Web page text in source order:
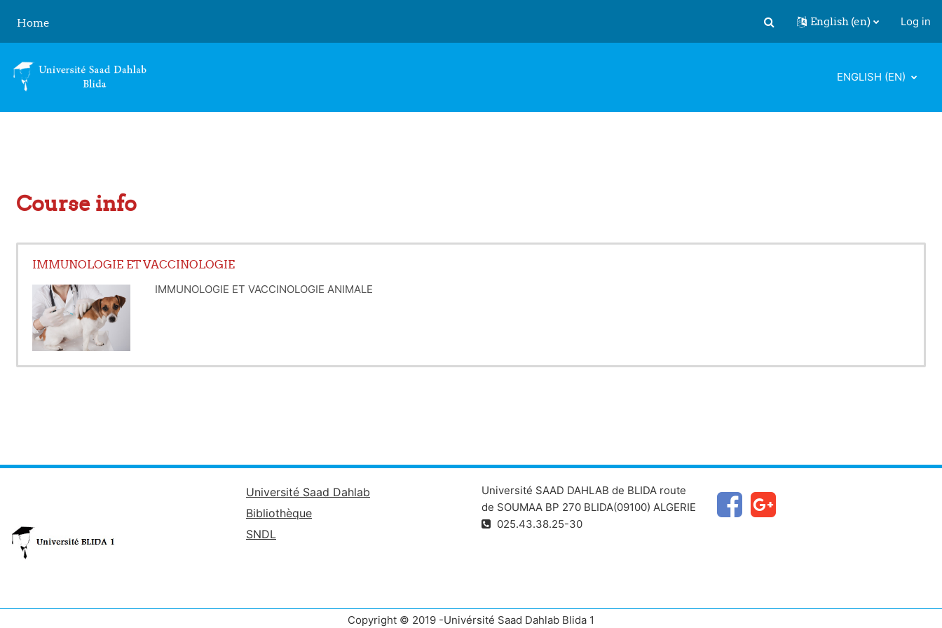
Home
Toggle search input
English ‎(en)‎ Log in
ENGLISH ‎(EN)‎
Course info
IMMUNOLOGIE ET VACCINOLOGIE
IMMUNOLOGIE ET VACCINOLOGIE ANIMALE
Université Saad Dahlab
Bibliothèque
SNDL
Université SAAD DAHLAB de BLIDA route
de SOUMAA BP 270 BLIDA(09100) ALGERIE
025.43.38.25-30
Copyright © 2019 -Univérsité Saad Dahlab Blida 1